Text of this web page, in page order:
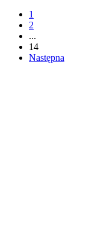
1
2
...
14
Następna